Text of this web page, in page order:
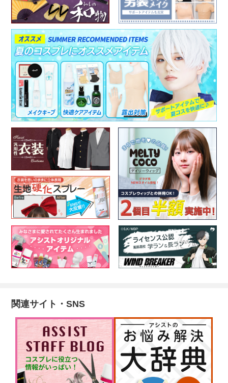
関連サイト・SNS